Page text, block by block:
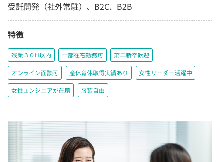
受託開発（社外常駐）、B2C、B2B
特徴
残業３０H以内 一部在宅勤務可 第二新卒歓迎
オンライン面談可 産休育休取得実績あり 女性リーダー活躍中
女性エンジニアが在籍 服装自由